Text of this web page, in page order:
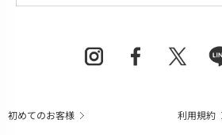
初めてのお客様 利用規約